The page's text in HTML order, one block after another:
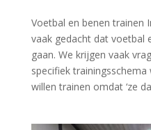
Voetbal en benen trainen
vaak gedacht dat voetbal
gaan. We krijgen vaak
specifiek
willen trainen omdat ‘ze